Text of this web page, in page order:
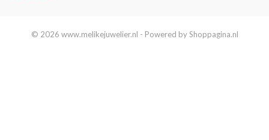
© 2026 www.melikejuwelier.nl - Powered by Shoppagina.nl